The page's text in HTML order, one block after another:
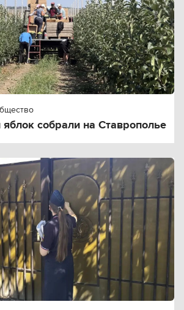
собрали на Ставрополье